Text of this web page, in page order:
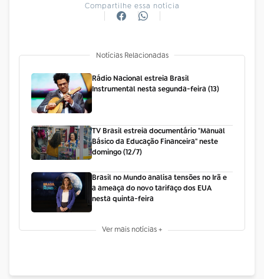
Compartilhe essa notícia
Notícias Relacionadas
Rádio Nacional estreia Brasil
Instrumental nesta segunda-feira (13)
TV Brasil estreia documentário "Manual
Básico da Educação Financeira" neste
domingo (12/7)
Brasil no Mundo analisa tensões no Irã e
a ameaça do novo tarifaço dos EUA
nesta quinta-feira
Ver mais notícias +